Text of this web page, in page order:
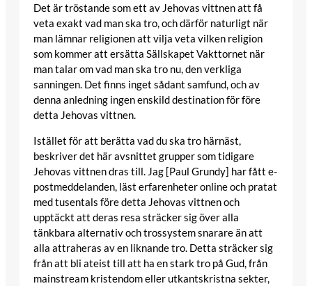
Det är tröstande som ett av Jehovas vittnen att få
veta exakt vad man ska tro, och därför naturligt när
man lämnar religionen att vilja veta vilken religion
som kommer att ersätta Sällskapet Vakttornet när
man talar om vad man ska tro nu, den verkliga
sanningen. Det finns inget sådant samfund, och av
denna anledning ingen enskild destination för före
detta Jehovas vittnen.
Istället för att berätta vad du ska tro härnäst,
beskriver det här avsnittet grupper som tidigare
Jehovas vittnen dras till. Jag [Paul Grundy] har fått e-
postmeddelanden, läst erfarenheter online och pratat
med tusentals före detta Jehovas vittnen och
upptäckt att deras resa sträcker sig över alla
tänkbara alternativ och trossystem snarare än att
alla attraheras av en liknande tro. Detta sträcker sig
från att bli ateist till att ha en stark tro på Gud, från
mainstream kristendom eller utkantskristna sekter,